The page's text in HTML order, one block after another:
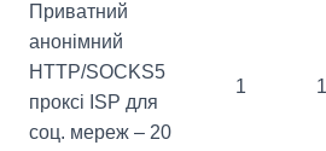
Приватний
анонімний
HTTP/SOCKS5
проксі ISP для
соц. мереж – 20
1